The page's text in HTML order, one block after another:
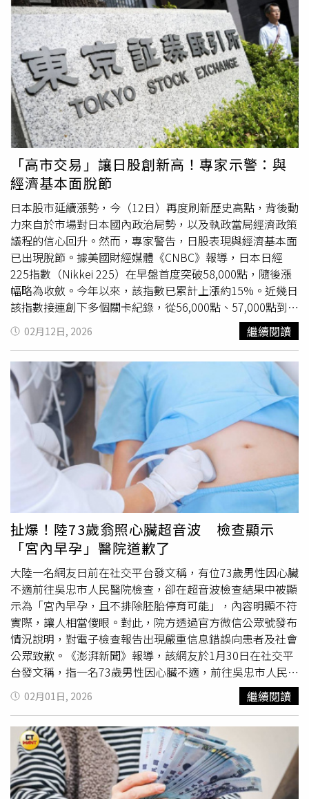
何公開發行證券。本文件及其所載資訊不得在美國、加拿
大、澳洲、日本或任何其他禁止該等要約或邀請之司法管轄
區內或向其境內分發。
射手的創造力與戀愛運提升，會更想表達自己、做自己喜歡
的事。本週適合發展興趣、約會或投入讓你快樂的事情，能
量會越來越流動。當射手感受到快樂，世界也會亮起來。●
摩羯座這週有關於家庭與內在安全感議題浮現，摩羯可能會
想整理居家環境，或重新思考與家人的關係。這是一段回到
內心、安頓自己的時間，建議讓自己有一個安心的地方。●
水瓶座這個星期水瓶的溝通與表達能力將大為提升，適合談
合作、寫作、分享想法或短途移動。本週你的靈感將不斷湧
現，只要願意說出口，就會有回應與機會。水瓶的聲音，在
這一週都將會被聽見。●雙魚座這週有關於財務與自我價值
議題被啟動，雙魚會開始思考「自己真正的價值是什麼？」
也可能有新的收入機會。記得肯定自己，才會吸引更好的資
源，因為自己本身，就是最珍貴的資產。
元，對於人力需求也日益增加。超商的工作不僅分布廣泛、
交通便利，更提供彈性的工時安排與穩定的工作環境，對於
銀髮族群來說，是一個極具吸引力的就業選擇。透過本次課
程活動，參與者可深入了解門市工作流程與實際操作面，為
未來的就業做好準備。活動課程內容豐富且多元，帶領學員
親身體驗實際工作流程。（圖片提供／基隆市政府）實務培
訓扎根 強化職場即戰力本次活動課程內容豐富且多元，涵
蓋基礎職場認識與適應、門市實作體驗、收銀機及支付系統
培訓、職場應對與服務技巧、顧客服務與銷售技巧，以及職
場環境與安全等主題。課程由專業講師細心講解，並帶領學
員親身體驗實際工作流程，確保學員能充分理解門市運作的
關鍵環節。透過此次培訓與實作，銀髮求職者將獲得寶貴的
實務操作經驗，並能與門市人員互動交流，進一步熟悉未來
可能的工作環境，提升適應能力。許多過去參與類似課程的
學員，成功進入職場，並找到穩定且合適的工作，充分展現
銀髮族在職場上的價值與潛力。此次課程活動不僅協助銀髮
求職者順利銜接職場，也為企業提供穩定且經驗豐富的人力
資源，創造雙贏局面。基隆市政府社會處楊玉欣處長表示透
過每一次的課程活動，為銀髮族做好未來就業的準備。（圖
片提供／基隆市政府）持續深耕服務 建構友善就業環境基
隆市銀髮人才服務據點長期致力於提升銀髮族的就業機會，
服務對象為年滿55歲以上的求職者。該據點提供民眾求職求
才、就業媒合、職涯一對一輔導、技能培訓以及企業端的專
業入場輔導與諮詢服務等。據點服務時間為每週一至週五上
午8時30分至下午5時30分；如需了解更多資訊或有任何疑
問，歡迎撥打服務電話02-24285655。基隆市政府 廣告
「高市交易」讓日股創新高！專家示警：與
經濟基本面脫節
日本股市延續漲勢，今（12日）再度刷新歷史高點，背後動
力來自於市場對日本國內政治局勢，以及執政當局經濟政策
議程的信心回升。然而，專家警告，日股表現與經濟基本面
已出現脫節。據美國財經媒體《CNBC》報導，日本日經
225指數（Nikkei 225）在早盤首度突破58,000點，隨後漲
幅略為收斂。今年以來，該指數已累計上漲約15%。近幾日
該指數接連創下多個關卡紀錄，從56,000點、57,000點到如
今的58,000點。這波行情受到所謂的「高市交易」
（Takaichi trade）推動，起因於首相高市早苗在8日的眾議
院選舉中取得壓倒性勝利。市場觀察人士表示，由於高市早
苗在選後獲得強而有力的民意授權，政治樂觀情緒成為本輪
漲勢的重要支柱。股票投資人對更高的政府支出、減稅措
施，以及更具主動性的經濟議程前景表示歡迎。不過，分析
師警告，市場熱情可能已領先於日本政策如何籌措資金的清
晰度；此外，日本目前的股市基礎顯得脆弱，容易受到匯率
波動、全球衝擊，以及價格與基本面的脫鉤影響。投資管理
公司「Port Shelter」執行長哈里斯（Richard Harris）指
出，目前市場漲勢難以單純以經濟強度加以合理化：「這並
非真正由基本面所驅動。如果你觀察匯率如何變動、經濟表
現如何……其實並沒有特別強勁的因素，足以支撐日股這波
漲勢。」日本政府於去年11月公布的數據顯示，日本經濟在
截至同年9月的3個月期間按季萎縮0.4%，為6個季度以來首
度出現負成長；按年率計算則萎縮1.8%。與此同時，根據
國際貨幣基金（International Monetary Fund）數據，日本
是全球負債最重的國家，2025年債務占國內生產毛額
（GDP）比率接近230%。而高市增加財政支出的政策路線
可能進一步推高債務，例如日本政府於去年11月批准1項超
過1,350億美元的財政刺激方案，便意味著需增加借款。
Port Shelter的哈里斯表示，當前主導市場的是情緒、流動
性與敘事力量，「我們在其他市場也看過類似情況。」他補
充，日本並非特例，在全球對股票與人工智慧（AI）相關投
資的熱情帶動下，許多市場都創下紀錄。美國3大信用評等
機構之一的「穆迪公司」（Moody’s）資深經濟學家安格
里克（Stefan Angrick）也指出，人工智慧熱潮推升全球股
市，日本股市亦明顯受益。他在接受《CNBC》訪問時表
示：「目前情勢看起來略顯脆弱，因為估值是由全球股市熱
02月12日, 2026 繼續閱讀
扯爆！陸73歲翁照心臟超音波 檢查顯示
「宮內早孕」醫院道歉了
大陸一名網友日前在社交平台發文稱，有位73歲男性因心臟
不適前往吳忠市人民醫院檢查，卻在超音波檢查結果中被顯
示為「宮內早孕，且不排除胚胎停育可能」，內容明顯不符
實際，讓人相當傻眼。對此，院方透過官方微信公眾號發布
情況說明，對電子檢查報告出現嚴重信息錯誤向患者及社會
公眾致歉。《澎湃新聞》報導，該網友於1月30日在社交平
台發文稱，指一名73歲男性因心臟不適，前往吳忠市人民醫
院檢查，不料卻在超音波查結果中被顯示為「宮內早孕，且
不排除胚胎停育可能」，內容明顯不符實際，引發輿論譁
然。事件曝光後，院方曾回應將嚴肅對待，並進行核實處
理。事後，院方發布正式通報，指該陳姓患者於1月22日前
往醫院就診。檢查完成後，醫護人員當場向患者提供了紙質
超音波檢查報告，內容及信息均準確無誤。為方便患者後續
線上查詢，醫院於29日上傳電子版檢查報告，但當日醫學影
02月01日, 2026 繼續閱讀